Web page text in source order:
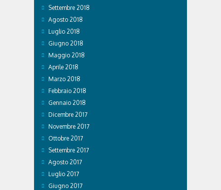
Settembre 2018
Agosto 2018
Luglio 2018
Giugno 2018
Maggio 2018
Aprile 2018
Marzo 2018
Febbraio 2018
Gennaio 2018
Dicembre 2017
Novembre 2017
Ottobre 2017
Settembre 2017
Agosto 2017
Luglio 2017
Giugno 2017